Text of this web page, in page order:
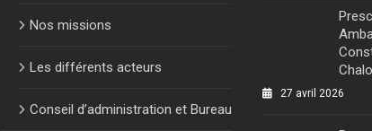
Nos missions
Les différents acteurs
Conseil d’administration et Bureau
27 avril 2026